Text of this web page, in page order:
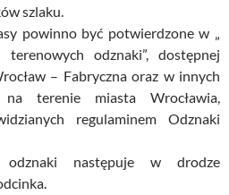
szlaku.
powinno być potwierdzone w „
odznaki”, dostępnej
– Fabryczna oraz w innych
na terenie miasta Wrocławia,
regulaminem Odznaki
odznaki następuje w drodze